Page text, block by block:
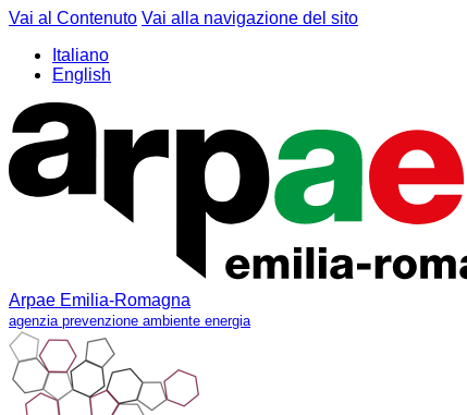
Vai al Contenuto Vai alla navigazione del sito
Italiano
English
Arpae Emilia-Romagna
agenzia prevenzione ambiente energia